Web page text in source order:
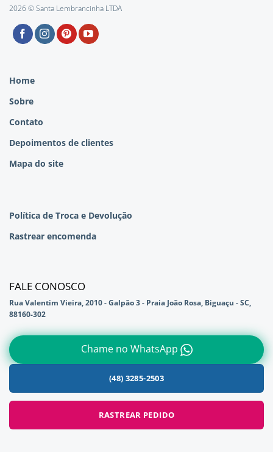
2026 © Santa Lembrancinha LTDA
Home
Sobre
Contato
Depoimentos de clientes
Mapa do site
Política de Troca e Devolução
Rastrear encomenda
FALE CONOSCO
Rua Valentim Vieira, 2010 - Galpão 3 - Praia João Rosa, Biguaçu - SC,
88160-302
Chame no WhatsApp
(48) 3285-2503
RASTREAR PEDIDO